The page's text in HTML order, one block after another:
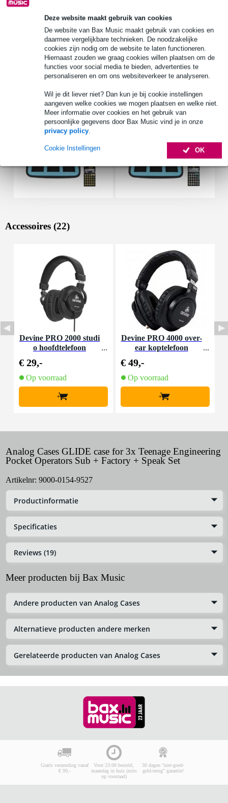
Deze website maakt gebruik van cookies
De website van Bax Music maakt gebruik van cookies en
daarmee vergelijkbare technieken. De noodzakelijke
cookies zijn nodig om de website te laten functioneren.
Hiernaast zouden we graag cookies willen plaatsen om de
functies voor social media te bieden, advertenties te
personaliseren en om ons websiteverkeer te analyseren.
Wil je dit liever niet? Dan kun je bij cookie instellingen
aangeven welke cookies we mogen plaatsen en welke niet.
Meer informatie over cookies en het gebruik van
persoonlijke gegevens door Bax Music vind je in onze
privacy policy.
OK
Cookie Instellingen
Productinformatie
Bekijk alle productspecificaties
Accessoires (22)
Devine PRO 2000 studi
o hoofdtelefoon
€ 29,-
Op voorraad
+
Devine PRO 4000 over-
ear koptelefoon
€ 49,-
Op voorraad
+
Analog Cases GLIDE case for 3x Teenage Engineering
Pocket Operators Sub + Factory + Speak Set
Artikelnr: 9000-0154-9527
Productinformatie
Specificaties
Reviews (19)
Meer producten bij Bax Music
Andere producten van Analog Cases
Alternatieve producten andere merken
Gerelateerde producten van Analog Cases
Gratis verzending vanaf
€ 99,-
Voor 23:00 besteld,
maandag in huis (mits
op voorraad)
30 dagen "niet-goed-
geld-terug" garantie!